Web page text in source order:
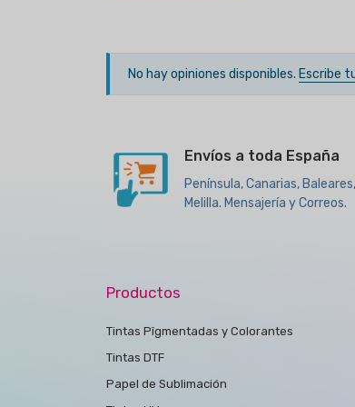
No hay opiniones disponibles. Escribe
Envíos a toda España
Península, Canarias,
Melilla. Mensajería y Correos.
Productos
Tintas Pîgmentadas y Colorantes
Tintas DTF
Papel de Sublimación